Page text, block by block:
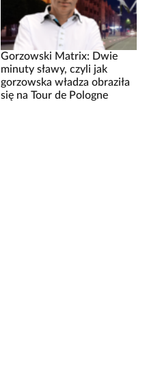
Gorzowski Matrix: Dwie
minuty sławy, czyli jak
gorzowska władza obraziła
się na Tour de Pologne